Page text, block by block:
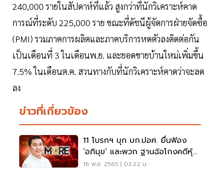
240,000 รายในสัปดาห์ที่แล้ว สูงกว่าที่นักวิเคราะห์คาด
การณ์ที่ระดับ 225,000 ราย ขณะที่ดัชนีผู้จัดการฝ่ายจัดซื้อ
(PMI) รวมภาคการผลิตและภาคบริการหดตัวลงติดต่อกัน
เป็นเดือนที่ 3 ในเดือนพ.ย. และยอดขายบ้านใหม่เพิ่มขึ้น
7.5% ในเดือนต.ค. สวนทางกับที่นักวิเคราะห์คาดว่าจะลด
ลง
ข่าวที่เกี่ยวข้อง
11 โบรกฯ บุก บก.ปอศ. ยื่นฟ้อง
‘อภิมุข’ และพวก ฐานฉ้อโกงคดีหุ้น
MORE
16 พ.ย. 2565 | 03:22 น.